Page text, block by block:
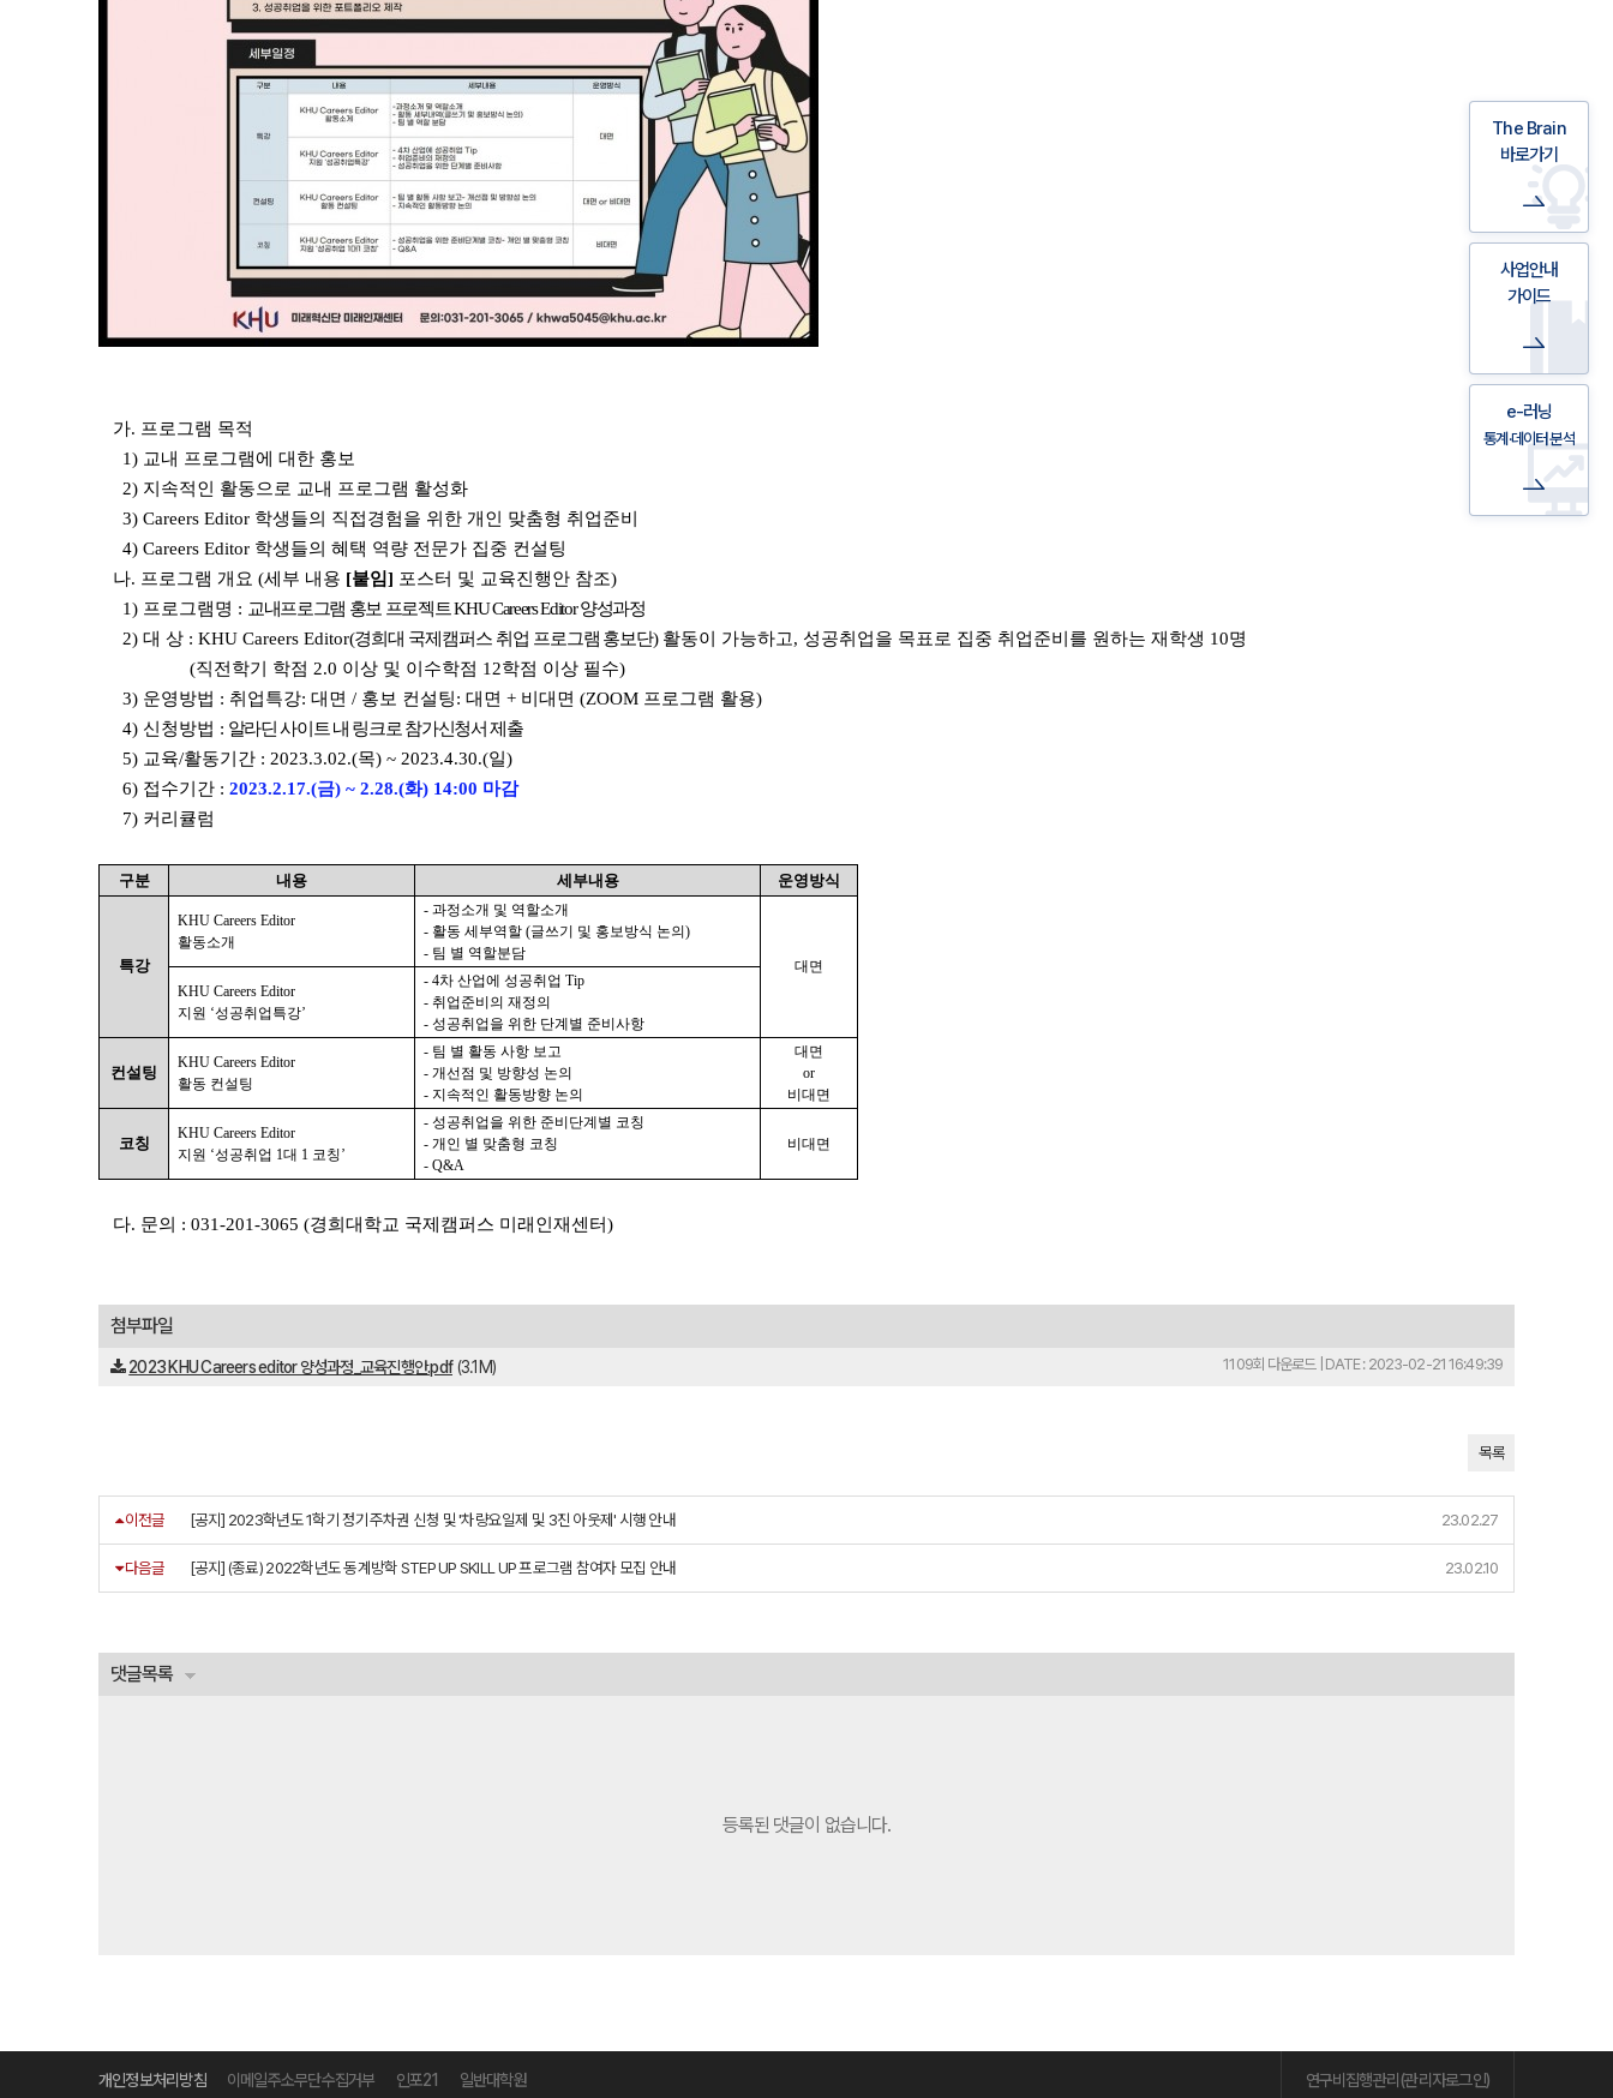
가. 프로그램 목적
1) 교내 프로그램에 대한 홍보
2) 지속적인 활동으로 교내 프로그램 활성화
3) Careers Editor 학생들의 직접경험을 위한 개인 맞춤형 취업준비
4) Careers Editor 학생들의 혜택 역량 전문가 집중 컨설팅
나. 프로그램 개요 (세부 내용 [붙임] 포스터 및 교육진행안 참조)
1) 프로그램명 : 교내프로그램 홍보 프로젝트 KHU Careers Editor 양성과정
2) 대 상 : KHU Careers Editor(경희대 국제캠퍼스 취업 프로그램 홍보단)활동이 가능하고, 성공취업을 목표로 집중 취업준비를 원하는 재학생 10명
(직전학기 학점 2.0 이상 및 이수학점 12학점 이상 필수)
3) 운영방법 : 취업특강: 대면 / 홍보 컨설팅: 대면 + 비대면 (ZOOM 프로그램 활용)
4) 신청방법 : 알라딘 사이트 내 링크로 참가신청서 제출
5) 교육/활동기간 : 2023.3.02.(목) ~ 2023.4.30.(일)
6) 접수기간 : 2023.2.17.(금) ~ 2.28.(화) 14:00 마감
7) 커리큘럼
구분 내용 세부내용 운영방식
특강
KHU Careers Editor
활동소개
- 과정소개 및 역할소개
- 활동 세부역할 (글쓰기 및 홍보방식 논의)
- 팀 별 역할분담
대면
KHU Careers Editor
지원 ‘성공취업특강’
- 4차 산업에 성공취업 Tip
- 취업준비의 재정의
- 성공취업을 위한 단계별 준비사항
컨설팅
KHU Careers Editor
활동 컨설팅
- 팀 별 활동 사항 보고
- 개선점 및 방향성 논의
- 지속적인 활동방향 논의
대면
or
비대면
코칭
KHU Careers Editor
지원 ‘성공취업 1대 1 코칭’
- 성공취업을 위한 준비단계별 코칭
- 개인 별 맞춤형 코칭
- Q&A
비대면
다. 문의 : 031-201-3065 (경희대학교 국제캠퍼스 미래인재센터)
첨부파일
2023 KHU Careers editor 양성과정_교육진행안.pdf(3.1M) 1109회 다운로드 | DATE : 2023-02-21 16:49:39
목록
이전글 [공지] 2023학년도 1학기 정기주차권 신청 및 '차량요일제 및 3진 아웃제' 시행 안내 23.02.27
다음글 [공지] (종료) 2022학년도 동계방학 STEP UP SKILL UP 프로그램 참여자 모집 안내 23.02.10
댓글목록
등록된 댓글이 없습니다.
개인정보처리방침 이메일주소무단수집거부 인포21 일반대학원 연구비집행관리(관리자로그인)
The Brain
바로가기
사업안내
가이드
e-러닝
통계·데이터 분석